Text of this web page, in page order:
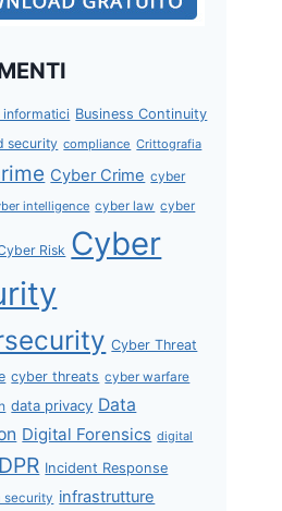
Business Continuity
security compliance Crittografia
Cyber Crime cyber
intelligence cyber law cyber
Risk Cyber
Cyber Threat
cyber threats cyber warfare
data privacy Data
Digital Forensics digital
Incident Response
security infrastrutture